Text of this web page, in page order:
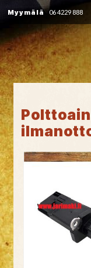
Myymälä 06 4229 888